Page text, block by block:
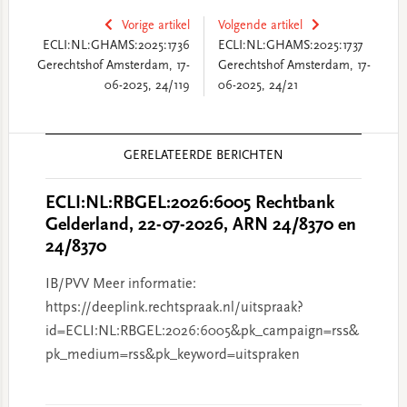
Vorige artikel
ECLI:NL:GHAMS:2025:1736
Gerechtshof Amsterdam, 17-
06-2025, 24/119
Volgende artikel
ECLI:NL:GHAMS:2025:1737
Gerechtshof Amsterdam, 17-
06-2025, 24/21
GERELATEERDE BERICHTEN
ECLI:NL:RBGEL:2026:6005 Rechtbank
Gelderland, 22-07-2026, ARN 24/8370 en
24/8370
IB/PVV Meer informatie:
https://deeplink.rechtspraak.nl/uitspraak?
id=ECLI:NL:RBGEL:2026:6005&pk_campaign=rss&
pk_medium=rss&pk_keyword=uitspraken